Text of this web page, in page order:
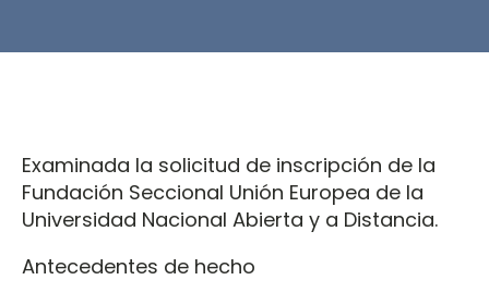
Examinada la solicitud de inscripción de la
Fundación Seccional Unión Europea de la
Universidad Nacional Abierta y a Distancia.
Antecedentes de hecho